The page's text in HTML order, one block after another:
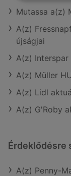
Mutassa a(z)
A(z)
újságjai
A(z)
A(z) Müller
A(z) Lidl
A(z) G'Roby
Érdeklődésre
A(z) Penny-